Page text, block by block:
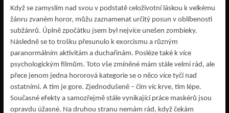
Když se zamyslím nad svou v podstatě celoživotní láskou k velkému
žánru zvaném horor, můžu zaznamenat určitý posun v oblíbenosti
subžánrů. Úplně zpočátku jsem byl nejvíce unešen zombieky.
Následně se to trošku přesunulo k exorcismu a různým
paranormálním aktivitám a duchařinám. Posléze také k více
psychologickým filmům. Toto vše zmíněné mám stále velmi rád, ale
přece jenom jedna hororová kategorie se o něco více tyčí nad
ostatními. A tím je gore. Zjednodušeně – čím víc krve, tím lépe.
Současné efekty a samozřejmě stále vynikající práce maskérů jsou
opravdu úžasné. Na druhou stranu nemám rád, když čekám